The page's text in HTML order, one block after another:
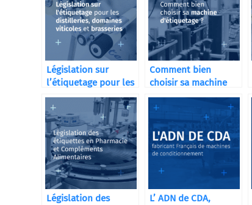
Législation sur
l’étiquetage pour les
distilleries
Comment bien
choisir sa machine
d’étiquetage ?
Législation des
L’ ADN de CDA,